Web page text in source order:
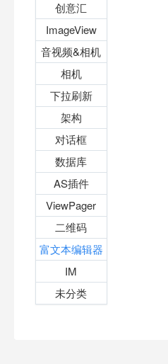
创意汇
ImageView
音视频&相机
相机
下拉刷新
架构
对话框
数据库
AS插件
ViewPager
二维码
富文本编辑器
IM
未分类